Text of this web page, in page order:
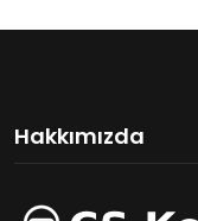
Hakkımızda